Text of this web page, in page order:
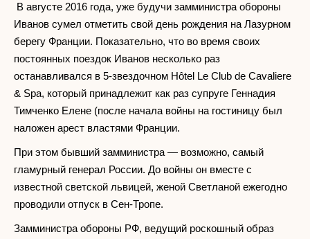
В августе 2016 года, уже будучи замминистра обороны
Иванов сумел отметить свой день рождения на Лазурном
берегу Франции. Показательно, что во время своих
постоянных поездок Иванов несколько раз
останавливался в 5-звездочном Hôtel Le Club de Cavaliere
& Spa, который принадлежит как раз супруге Геннадия
Тимченко Елене (после начала войны на гостиницу был
наложен арест властями Франции.
При этом бывший замминистра — возможно, самый
гламурный генерал России. До войны он вместе с
известной светской львицей, женой Светланой ежегодно
проводили отпуск в Сен-Тропе.
Замминистра обороны РФ, ведущий роскошный образ